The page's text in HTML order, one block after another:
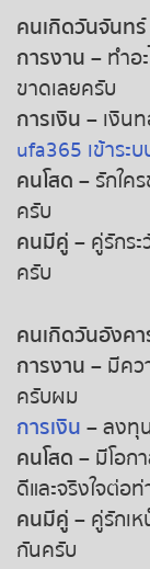
หวยหุ้นฮั่งเส็ง
หวยหุ้นจีน เช้า
หวยหุ้นจีน บ่า
หวยหุ้นอิยิป
หวยหุ้นเยอรมัน
หวยหุ้นอังกฤ
หวยหุ้นรัสเซีย
คนเกิดวันจันทร์
การงาน – ทำอ
ขาดเลยครับ
การเงิน – เงิน
ufa365 เข้าระบ
คนโสด – รักใค
ครับ
คนมีคู่ – คู่รักร
ครับ
คนเกิดวันอังคา
การงาน – มีคว
ครับผม
การเงิน – ลงทุ
คนโสด – มีโอก
ดีและจริงใจต่อ
คนมีคู่ – คู่รักเ
กันครับ